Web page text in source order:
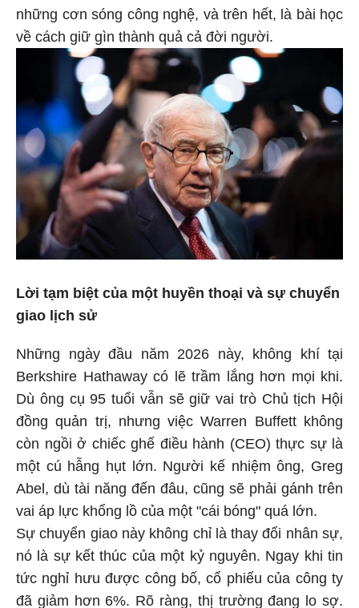
những cơn sóng công nghệ, và trên hết, là bài học
về cách giữ gìn thành quả cả đời người.
Lời tạm biệt của một huyền thoại và sự chuyển
giao lịch sử
Những ngày đầu năm 2026 này, không khí tại
Berkshire Hathaway có lẽ trầm lắng hơn mọi khi.
Dù ông cụ 95 tuổi vẫn sẽ giữ vai trò Chủ tịch Hội
đồng quản trị, nhưng việc Warren Buffett không
còn ngồi ở chiếc ghế điều hành (CEO) thực sự là
một cú hẫng hụt lớn. Người kế nhiệm ông, Greg
Abel, dù tài năng đến đâu, cũng sẽ phải gánh trên
vai áp lực khổng lồ của một "cái bóng" quá lớn.
Sự chuyển giao này không chỉ là thay đổi nhân sự,
nó là sự kết thúc của một kỷ nguyên. Ngay khi tin
tức nghỉ hưu được công bố, cổ phiếu của công ty
đã giảm hơn 6%. Rõ ràng, thị trường đang lo sợ.